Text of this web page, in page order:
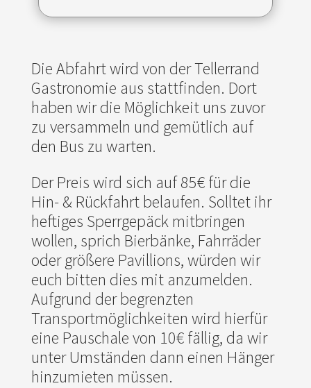
Die Abfahrt wird von der Tellerrand
Gastronomie aus stattfinden. Dort
haben wir die Möglichkeit uns zuvor
zu versammeln und gemütlich auf
den Bus zu warten.
Der Preis wird sich auf 85€ für die
Hin- & Rückfahrt belaufen. Solltet ihr
heftiges Sperrgepäck mitbringen
wollen, sprich Bierbänke, Fahrräder
oder größere Pavillions, würden wir
euch bitten dies mit anzumelden.
Aufgrund der begrenzten
Transportmöglichkeiten wird hierfür
eine Pauschale von 10€ fällig, da wir
unter Umständen dann einen Hänger
hinzumieten müssen.